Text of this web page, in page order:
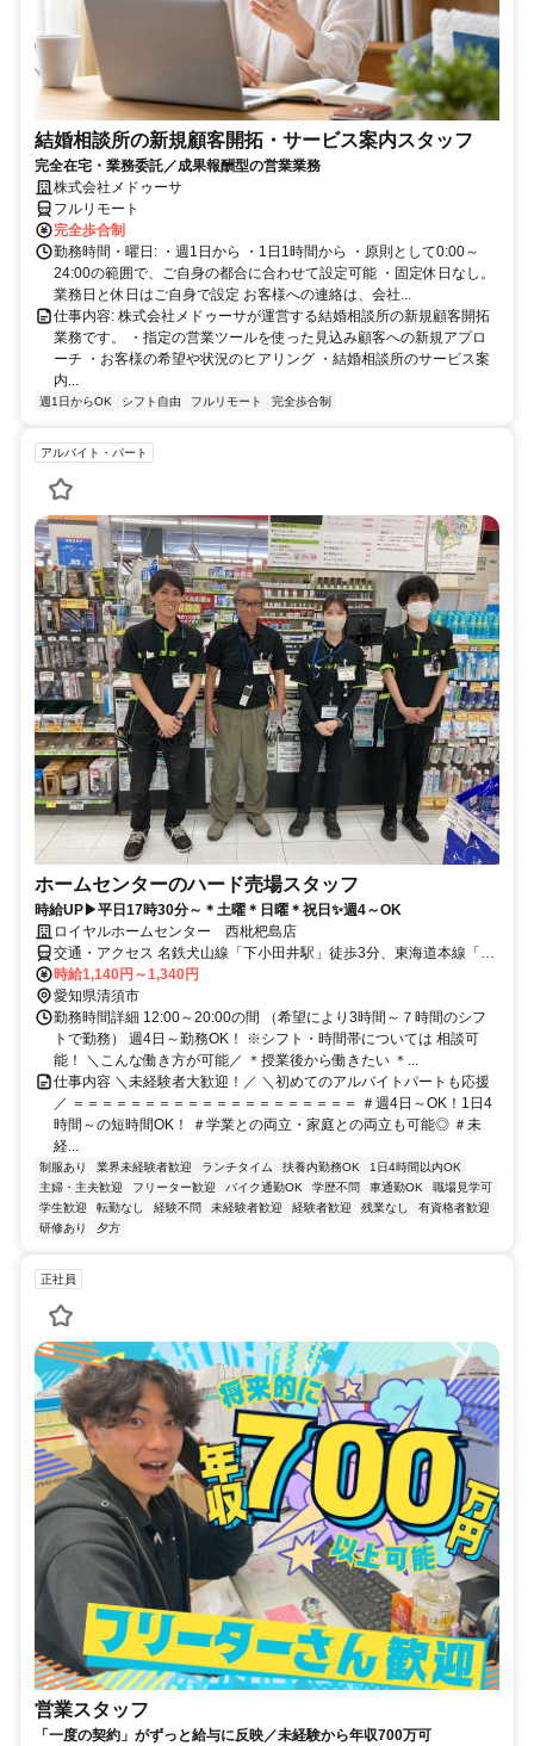
結婚相談所の新規顧客開拓・サービス案内スタッフ
完全在宅・業務委託／成果報酬型の営業業務
株式会社メドゥーサ
フルリモート
完全歩合制
勤務時間・曜日: ・週1日から ・1日1時間から ・原則として0:00～
24:00の範囲で、ご自身の都合に合わせて設定可能 ・固定休日なし。
業務日と休日はご自身で設定 お客様への連絡は、会社...
仕事内容: 株式会社メドゥーサが運営する結婚相談所の新規顧客開拓
業務です。 ・指定の営業ツールを使った見込み顧客への新規アプロ
ーチ ・お客様の希望や状況のヒアリング ・結婚相談所のサービス案
内...
週1日からOK シフト自由 フルリモート 完全歩合制
アルバイト・パート
ホームセンターのハード売場スタッフ
時給UP▶平日17時30分～＊土曜＊日曜＊祝日✨週4～OK
ロイヤルホームセンター 西枇杷島店
交通・アクセス 名鉄犬山線「下小田井駅」徒歩3分、東海道本線「枇
杷島駅」徒歩10分、名鉄名古屋本線「西枇杷島駅」徒歩11分
時給1,140円～1,340円
愛知県清須市
勤務時間詳細 12:00～20:00の間 （希望により3時間～７時間のシフ
トで勤務） 週4日～勤務OK！ ※シフト・時間帯については 相談可
能！ ＼こんな働き方が可能／ ＊授業後から働きたい ＊...
仕事内容 ＼未経験者大歓迎！／ ＼初めてのアルバイトパートも応援
／ ＝＝＝＝＝＝＝＝＝＝＝＝＝＝＝＝＝＝＝＝ ＃週4日～OK！1日4
時間～の短時間OK！ ＃学業との両立・家庭との両立も可能◎ ＃未
経...
制服あり 業界未経験者歓迎 ランチタイム 扶養内勤務OK
1日4時間以内OK
主婦・主夫歓迎
フリーター歓迎 バイク通勤OK 学歴不問 車通勤OK
職場見学可
学生歓迎
転勤なし 経験不問 未経験者歓迎 経験者歓迎 残業なし
有資格者歓迎
研修あり
夕方
正社員
営業スタッフ
「一度の契約」がずっと給与に反映／未経験から年収700万可